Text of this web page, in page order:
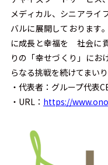
メディカル、シニアライ
バルに展開しておりま
に成長と幸福を 社会に
りの「幸せづくり」にお
らなる挑戦を続けてまいり
・代表者：グループ代表
・URL： https://